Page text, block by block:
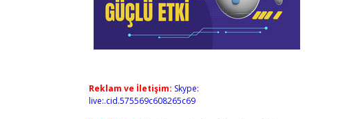
Reklam ve İletişim: Skype:
live:.cid.575569c608265c69